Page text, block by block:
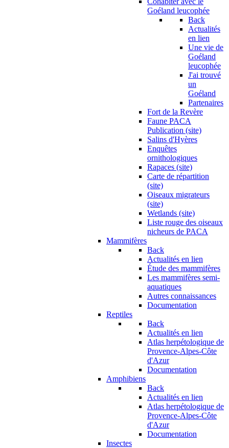
Goéland leucophée
Back
Actualités
en lien
Une vie de
Goéland
leucophée
J'ai trouvé
un
Goéland
Partenaires
Fort de la Revère
Faune PACA
Publication (site)
Salins d'Hyères
Enquêtes
ornithologiques
Rapaces (site)
Carte de répartition
(site)
Oiseaux migrateurs
(site)
Wetlands (site)
Liste rouge des oiseaux
nicheurs de PACA
Mammifères
Back
Actualités en lien
Étude des mammifères
Les mammifères semi-
aquatiques
Autres connaissances
Documentation
Reptiles
Back
Actualités en lien
Atlas herpétologique de
Provence-Alpes-Côte
d'Azur
Documentation
Amphibiens
Back
Actualités en lien
Atlas herpétologique de
Provence-Alpes-Côte
d'Azur
Documentation
Insectes